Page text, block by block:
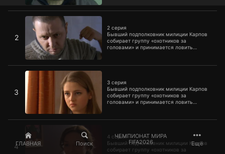
ГЛАВНАЯ Поиск
ЧЕМПИОНАТ МИРА
FIFA2026
Ещё
2
2 серия
Бывший подполковник милиции Карпов
собирает группу «охотников за
головами» и принимается ловить
2 серия
3
3 серия
Бывший подполковник милиции Карпов
собирает группу «охотников за
головами» и принимается ловить
3 серия
4
4 серия
Бывший подполковник милиции Карпов
собирает группу «охотников за